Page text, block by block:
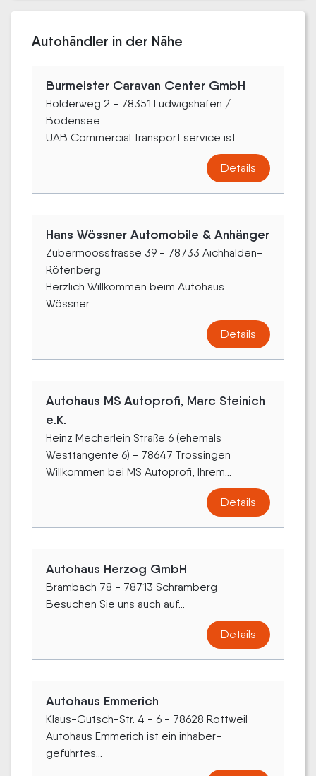
Autohändler in der Nähe
Burmeister Caravan Center GmbH
Holderweg 2 - 78351 Ludwigshafen /
Bodensee
UAB Commercial transport service ist...
Details
Hans Wössner Automobile & Anhänger
Zubermoosstrasse 39 - 78733 Aichhalden-
Rötenberg
Herzlich Willkommen beim Autohaus
Wössner...
Details
Autohaus MS Autoprofi, Marc Steinich
e.K.
Heinz Mecherlein Straße 6 (ehemals
Westtangente 6) - 78647 Trossingen
Willkommen bei MS Autoprofi, Ihrem...
Details
Autohaus Herzog GmbH
Brambach 78 - 78713 Schramberg
Besuchen Sie uns auch auf...
Details
Autohaus Emmerich
Klaus-Gutsch-Str. 4 - 6 - 78628 Rottweil
Autohaus Emmerich ist ein in­haber­
geführtes...